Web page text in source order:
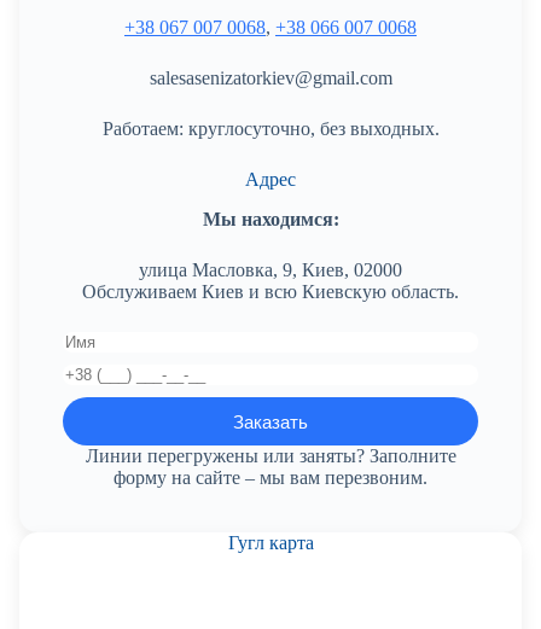
+38 067 007 0068, +38 066 007 0068
salesasenizatorkiev@gmail.com
Работаем: круглосуточно, без выходных.
Адрес
Мы находимся:
улица Масловка, 9, Киев, 02000
Обслуживаем Киев и всю Киевскую область.
Линии перегружены или заняты? Заполните
форму на сайте – мы вам перезвоним.
Гугл карта